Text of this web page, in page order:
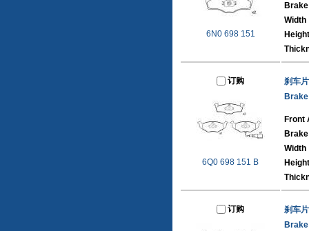
6N0 698 151
Width
Height
订购
6Q0 698 151 B
刹车片
Front
Width
Height
订购
刹车片